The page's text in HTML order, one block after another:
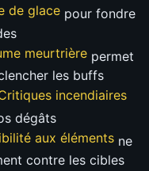
de glace pour fondre
meurtrière permet
les buffs
incendiaires
dégâts
aux éléments ne
contre les cibles